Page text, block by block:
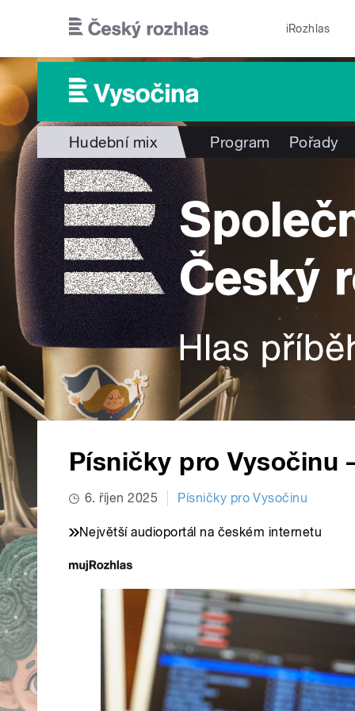
iRozhlas
Hudební mix Program Pořady
Písničky pro Vysočinu
6. říjen 2025 Písničky pro Vysočinu
Největší audioportál na českém internetu